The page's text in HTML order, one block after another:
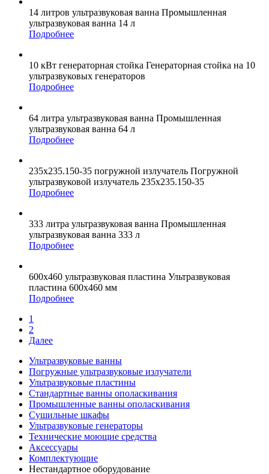
14 литров ультразвуковая ванна Промышленная
ультразвуковая ванна 14 л
Подробнее
10 кВт генераторная стойка Генераторная стойка на 10
ультразвуковых генераторов
Подробнее
64 литра ультразвуковая ванна Промышленная
ультразвуковая ванна 64 л
Подробнее
235х235.150-35 погружной излучатель Погружной
ультразвуковой излучатель 235х235.150-35
Подробнее
333 литра ультразвуковая ванна Промышленная
ультразвуковая ванна 333 л
Подробнее
600х460 ультразвуковая пластина Ультразвуковая
пластина 600х460 мм
Подробнее
1
2
Далее
Ультразвуковые ванны
Погружные ультразвуковые излучатели
Ультразвуковые пластины
Стандартные ванны ополаскивания
Промышленные ванны ополаскивания
Сушильные шкафы
Ультразвуковые генераторы
Технические моющие средства
Аксессуары
Комплектующие
Нестандартное оборудование